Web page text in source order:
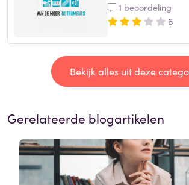
1 beoordeling
6
Bekijk alles uit deze
Gerelateerde blogartikelen